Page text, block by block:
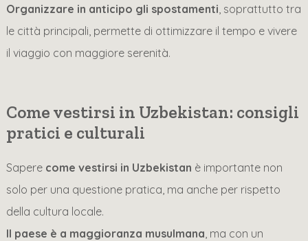
Organizzare in anticipo gli spostamenti , soprattutto tra
le città principali, permette di ottimizzare il tempo e vivere
il viaggio con maggiore serenità.
Come vestirsi in Uzbekistan: consigli
pratici e culturali
Sapere come vestirsi in Uzbekistan è importante non
solo per una questione pratica, ma anche per rispetto
della cultura locale.
Il paese è a maggioranza musulmana , ma con un